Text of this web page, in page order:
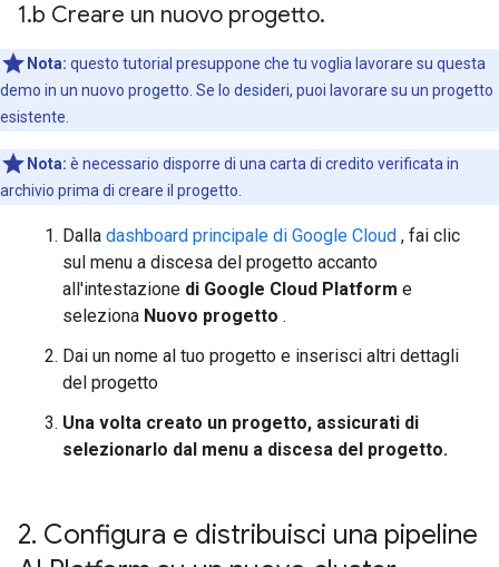
1.b Creare un nuovo progetto.
Nota: questo tutorial presuppone che tu voglia lavorare su questa
demo in un nuovo progetto. Se lo desideri, puoi lavorare su un progetto
esistente.
Nota: è necessario disporre di una carta di credito verificata in
archivio prima di creare il progetto.
Dalla dashboard principale di Google Cloud , fai clic
sul menu a discesa del progetto accanto
all'intestazione di Google Cloud Platform e
seleziona Nuovo progetto .
Dai un nome al tuo progetto e inserisci altri dettagli
del progetto
Una volta creato un progetto, assicurati di
selezionarlo dal menu a discesa del progetto.
2. Configura e distribuisci una pipeline